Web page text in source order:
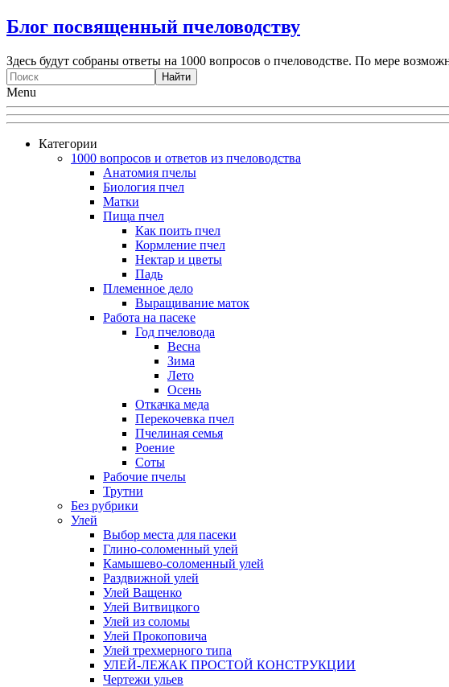
Блог посвященный пчеловодству
Здесь будут собраны ответы на 1000 вопросов о пчеловодстве. По мере
Menu
Категории
1000 вопросов и ответов из пчеловодства
Анатомия пчелы
Биология пчел
Матки
Пища пчел
Как поить пчел
Кормление пчел
Нектар и цветы
Падь
Племенное дело
Выращивание маток
Работа на пасеке
Год пчеловода
Весна
Зима
Лето
Осень
Откачка меда
Перекочевка пчел
Пчелиная семья
Роение
Соты
Рабочие пчелы
Трутни
Без рубрики
Улей
Выбор места для пасеки
Глино-соломенный улей
Камышево-соломенный улей
Раздвижной улей
Улей Ващенко
Улей Витвицкого
Улей из соломы
Улей Прокоповича
Улей трехмерного типа
УЛЕЙ-ЛЕЖАК ПРОСТОЙ КОНСТРУКЦИИ
Чертежи ульев